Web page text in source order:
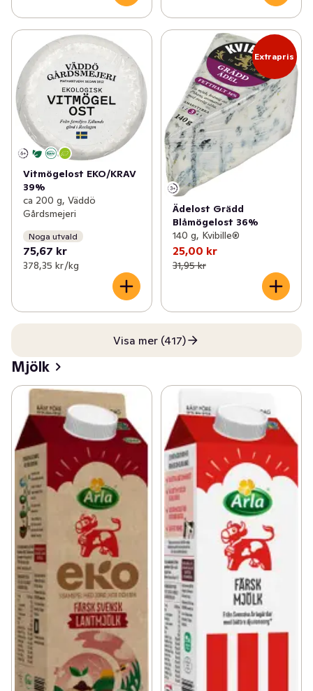
Vitmögelost EKO/KRAV
39%
ca 200 g, Väddö
Gårdsmejeri
Noga utvald
75,67 kr
378,35 kr /kg
Extrapris
Ädelost Grädd
Blåmögelost 36%
140 g, Kvibille®
25,00 kr
31,95 kr
Visa mer (417)
Mjölk